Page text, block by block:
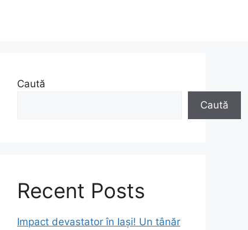
Caută
Caută
Recent Posts
Impact devastator în Iași! Un tânăr